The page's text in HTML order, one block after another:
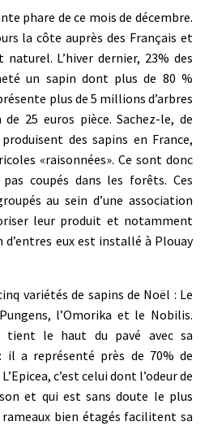
phare de ce mois de décembre.
la côte auprès des Français et
L’hiver dernier, 23% des
un sapin dont plus de 80 %
plus de 5 millions d’arbres
25 euros pièce. Sachez-le, de
des sapins en France,
«raisonnées». Ce sont donc
coupés dans les forêts. Ces
au sein d’une association
leur produit et notamment
d’entres eux est installé à Plouay
variétés de sapins de Noël : Le
l’Omorika et le Nobilis.
tient le haut du pavé avec sa
il a représenté près de 70% de
c’est celui dont l’odeur de
et qui est sans doute le plus
rameaux bien étagés facilitent sa